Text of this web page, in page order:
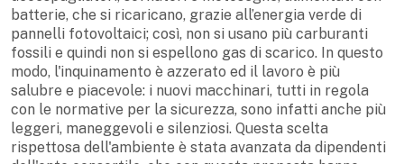
batterie, che si ricaricano, grazie all’energia verde di
pannelli fotovoltaici; così, non si usano più carburanti
fossili e quindi non si espellono gas di scarico. In questo
modo, l'inquinamento è azzerato ed il lavoro è più
salubre e piacevole: i nuovi macchinari, tutti in regola
con le normative per la sicurezza, sono infatti anche più
leggeri, maneggevoli e silenziosi. Questa scelta
rispettosa dell'ambiente è stata avanzata da dipendenti